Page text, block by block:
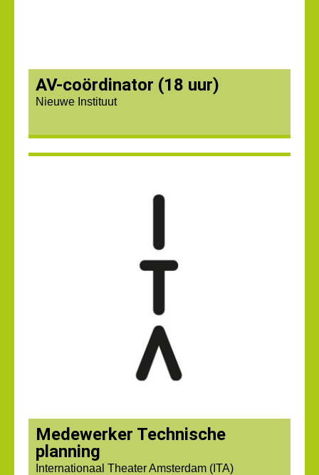
AV-coördinator (18 uur)
Nieuwe Instituut
Medewerker Technische
planning
Internationaal Theater Amsterdam (ITA)